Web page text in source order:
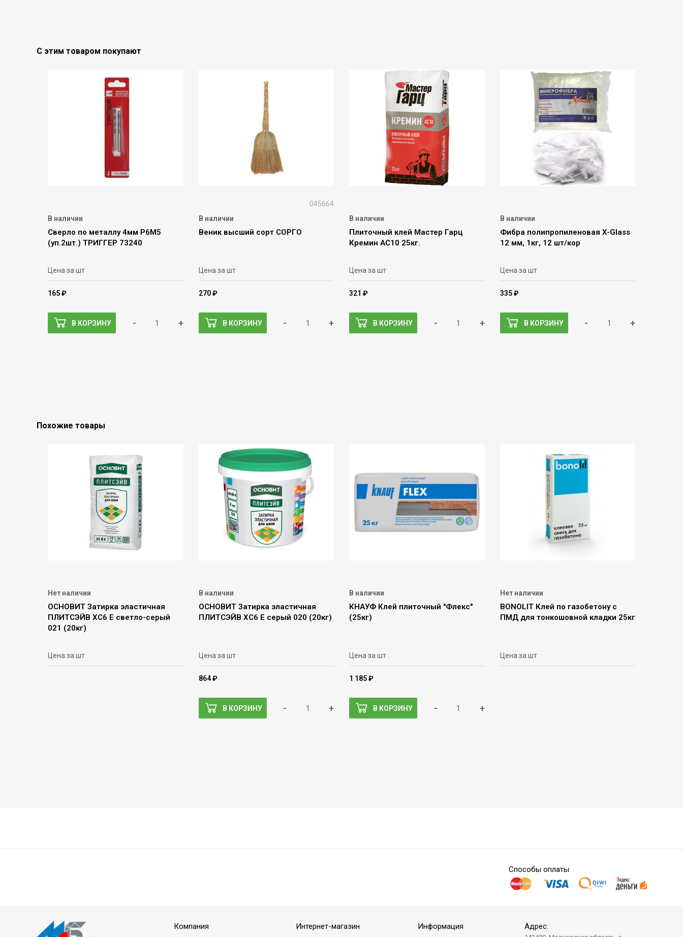
С этим товаром покупают
В наличии
Сверло по металлу 4мм Р6М5
(уп.2шт.) ТРИГГЕР 73240
Цена за шт
165 ₽
В КОРЗИНУ - +
045664
В наличии
Веник высший сорт СОРГО
Цена за шт
270 ₽
В КОРЗИНУ - +
В наличии
Плиточный клей Мастер Гарц
Кремин AC10 25кг.
Цена за шт
321 ₽
В КОРЗИНУ - +
В наличии
Фибра полипропиленовая X-Glass
12 мм, 1кг, 12 шт/кор
Цена за шт
335 ₽
В КОРЗИНУ - +
Похожие товары
Нет наличии
ОСНОВИТ Затирка эластичная
ПЛИТСЭЙВ ХС6 Е светло-серый
021 (20кг)
Цена за шт
В наличии
ОСНОВИТ Затирка эластичная
ПЛИТСЭЙВ ХС6 Е серый 020 (20кг)
Цена за шт
864 ₽
В КОРЗИНУ - +
В наличии
КНАУФ Клей плиточный "Флекс"
(25кг)
Цена за шт
1 185 ₽
В КОРЗИНУ - +
Нет наличии
BONOLIT Клей по газобетону с
ПМД для тонкошовной кладки 25кг
Цена за шт
Способы оплаты
Компания Интернет-магазин Информация Адрес: